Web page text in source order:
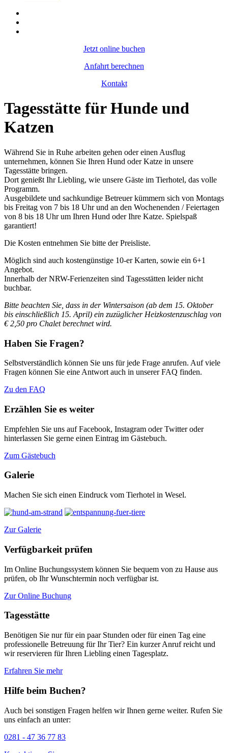
Jetzt online buchen
Anfahrt berechnen
Kontakt
Tagesstätte für Hunde und
Katzen
Während Sie in Ruhe arbeiten gehen oder einen Ausflug
unternehmen, können Sie Ihren Hund oder Katze in unsere
Tagesstätte bringen.
Dort genießt Ihr Liebling, wie unsere Gäste im Tierhotel, das volle
Programm.
Ausgebildete und sachkundige Betreuer kümmern sich von Montags
bis Freitag von 7 bis 18 Uhr und an den Wochenenden / Feiertagen
von 8 bis 18 Uhr um Ihren Hund oder Ihre Katze. Spielspaß
garantiert!
Die Kosten entnehmen Sie bitte der Preisliste.
Möglich sind auch kostengünstige 10-er Karten, sowie ein 6+1
Angebot.
Innerhalb der NRW-Ferienzeiten sind Tagesstätten leider nicht
buchbar.
Bitte beachten Sie, dass in der Wintersaison (ab dem 15. Oktober
bis einschließlich 15. April) ein zuzüglicher Heizkostenzuschlag von
€ 2,50 pro Chalet berechnet wird.
Haben Sie Fragen?
Selbstverständlich können Sie uns für jede Frage anrufen. Auf viele
Fragen können Sie eine Antwort auch in unserer FAQ finden.
Zu den FAQ
Erzählen Sie es weiter
Empfehlen Sie uns auf Facebook, Instagram oder Twitter oder
hinterlassen Sie gerne einen Eintrag im Gästebuch.
Zum Gästebuch
Galerie
Machen Sie sich einen Eindruck vom Tierhotel in Wesel.
Zur Galerie
Verfügbarkeit prüfen
Im Online Buchungssystem können Sie bequem von zu Hause aus
prüfen, ob Ihr Wunschtermin noch verfügbar ist.
Zur Online Buchung
Tagesstätte
Benötigen Sie nur für ein paar Stunden oder für einen Tag eine
professionelle Betreuung für Ihr Tier? Ein kurzer Anruf reicht und
wir reservieren für Ihren Liebling einen Tagesplatz.
Erfahren Sie mehr
Hilfe beim Buchen?
Auch bei sonstigen Fragen helfen wir Ihnen gerne weiter. Rufen Sie
uns einfach an unter:
0281 - 47 36 77 83